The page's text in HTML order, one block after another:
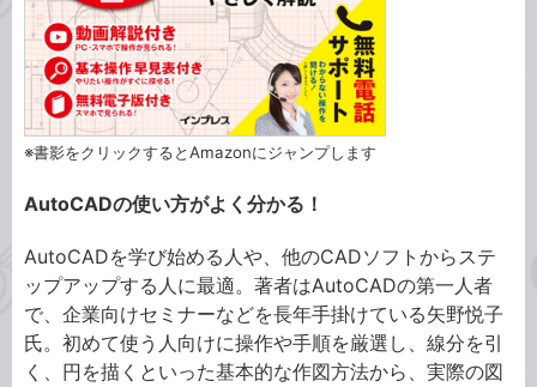
※書影をクリックするとAmazonにジャンプします
AutoCADの使い方がよく分かる！
AutoCADを学び始める人や、他のCADソフトからステ
ップアップする人に最適。著者はAutoCADの第一人者
で、企業向けセミナーなどを長年手掛けている矢野悦子
氏。初めて使う人向けに操作や手順を厳選し、線分を引
く、円を描くといった基本的な作図方法から、実際の図